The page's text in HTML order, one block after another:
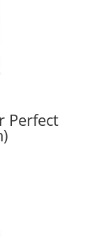
Perfect